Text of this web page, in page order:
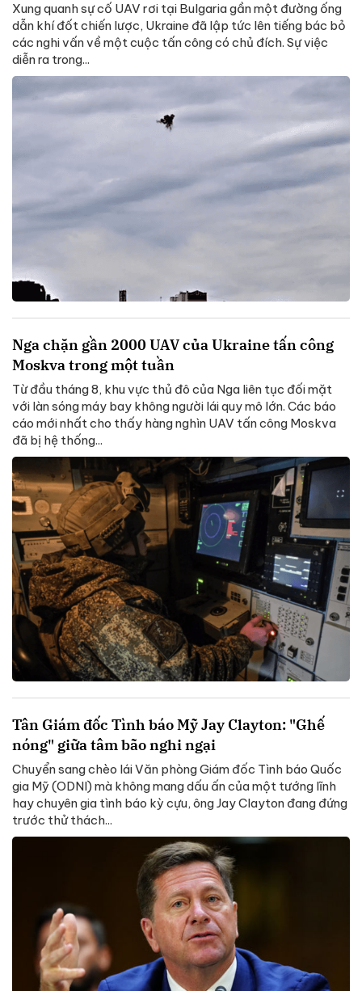
Xung quanh sự cố UAV rơi tại Bulgaria gần một đường ống
dẫn khí đốt chiến lược, Ukraine đã lập tức lên tiếng bác bỏ
các nghi vấn về một cuộc tấn công có chủ đích. Sự việc
diễn ra trong...
Nga chặn gần 2000 UAV của Ukraine tấn công
Moskva trong một tuần
Từ đầu tháng 8, khu vực thủ đô của Nga liên tục đối mặt
với làn sóng máy bay không người lái quy mô lớn. Các báo
cáo mới nhất cho thấy hàng nghìn UAV tấn công Moskva
đã bị hệ thống...
Tân Giám đốc Tình báo Mỹ Jay Clayton: "Ghế
nóng" giữa tâm bão nghi ngại
Chuyển sang chèo lái Văn phòng Giám đốc Tình báo Quốc
gia Mỹ (ODNI) mà không mang dấu ấn của một tướng lĩnh
hay chuyên gia tình báo kỳ cựu, ông Jay Clayton đang đứng
trước thử thách...